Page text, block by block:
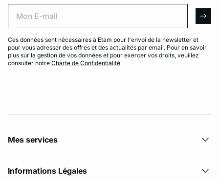
Ces données sont nécessaires à Etam pour l'envoi de la newsletter et
pour vous adresser des offres et des actualités par email. Pour en savoir
plus sur la gestion de vos données et pour exercer vos droits, veuillez
consulter notre Charte de Confidentialité
Mes services
Informations Légales